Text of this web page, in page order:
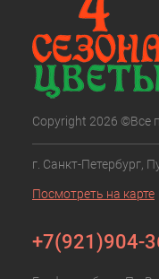
Copyright 2026 ©Все
г. Санкт-Петербург,
Посмотреть на карте
+7(921)904-